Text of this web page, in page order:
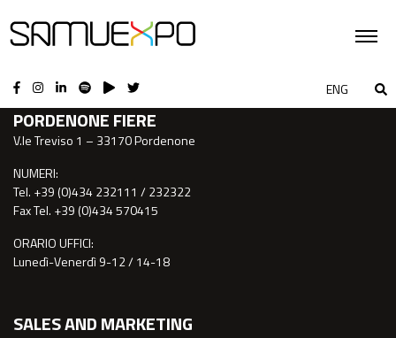
ENG
CONTATTI
PORDENONE FIERE
V.le Treviso 1 – 33170 Pordenone
NUMERI:
Tel. +39 (0)434 232111 / 232322
Fax Tel. +39 (0)434 570415
ORARIO UFFICI:
Lunedì-Venerdì 9-12 / 14-18
SALES AND MARKETING